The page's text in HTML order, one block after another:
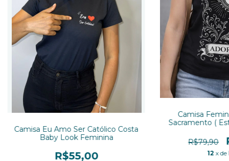
Camisa Eu Amo Ser Católico Costa
Baby Look Feminina
R$55,00
Camisa
Sacramento (
R$79,90
12 x de